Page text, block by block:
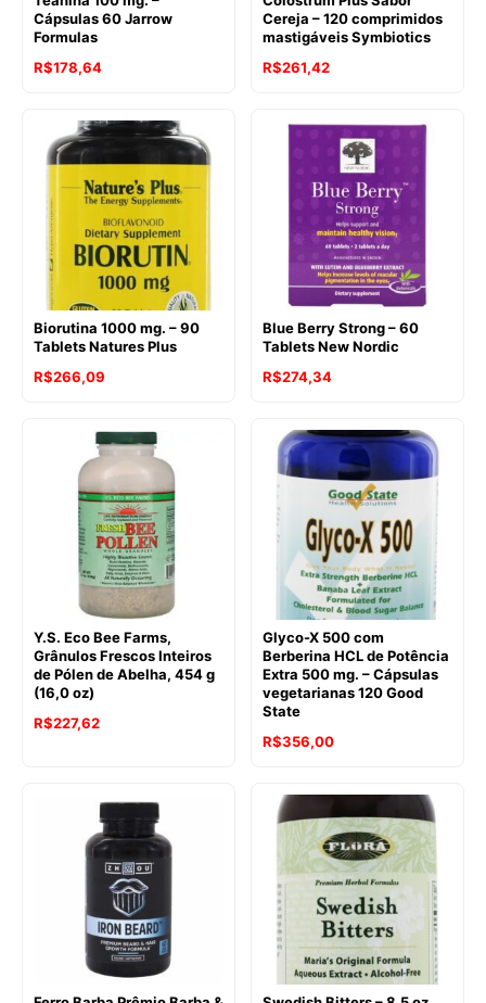
Cápsulas 60 Jarrow
Formulas
O
original
era:
R$231,82.
R$178,64O
atual
R$178,64.
Cereja – 120 comprimidos
mastigáveis Symbiotics
O
original
R$284,20.
R$261,42O
atual
R$261,42.
Biorutina 1000 mg. – 90
Tablets Natures Plus
R$266,09
Blue Berry Strong – 60
Tablets New Nordic
R$274,34
Y.S. Eco Bee Farms,
Grânulos Frescos Inteiros
de Pólen de Abelha, 454 g
(16,0 oz)
R$227,62
Glyco-X 500 com
Berberina HCL de Potência
Extra 500 mg. – Cápsulas
vegetarianas 120 Good
State
R$356,00